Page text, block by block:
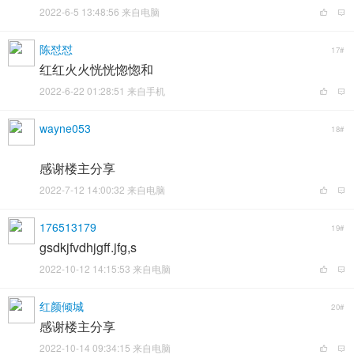
2022-6-5 13:48:56 来自电脑
陈怼怼 17#
红红火火恍恍惚惚和
2022-6-22 01:28:51 来自手机
wayne053 18#
感谢楼主分享
2022-7-12 14:00:32 来自电脑
176513179 19#
gsdkjfvdhjgff.jfg,s
2022-10-12 14:15:53 来自电脑
红颜倾城 20#
感谢楼主分享
2022-10-14 09:34:15 来自电脑